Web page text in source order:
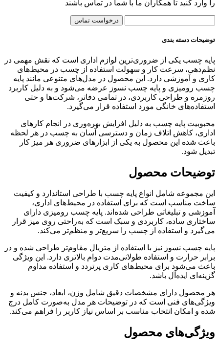
را وارد کنید تا همکاران ما با شما در تماس باشند
درخواست تماس
توضیحات دسته بندی
پایه چسب یکی از ضروری‌ترین لوازم اداری است که نقش مهمی در
نظم‌دهی، سرعت کار و سهولت استفاده از چسب در محیط‌های
کاری و آموزشی دارد. این محصول در مدل‌های متنوعی مانند پایه
چسب رومیزی و پایه چسب نسوز عرضه می‌شود و به دلیل کاربرد
روزمره و طراحی کاربردی، در تمامی دفاتر، شرکت‌ها و حتی
استفاده‌های خانگی مورد استفاده قرار می‌گیرد.
محبوبیت پایه چسب به دلیل افزایش بهره‌وری در انجام کارهای
اداری، کاهش اتلاف زمان و دسترسی آسان به چسب در هر لحظه
باعث شده این محصول به یکی از ابزارهای ضروری هر میز کار
تبدیل شود.
توضیحات محصول
این مجموعه شامل انواع پایه چسب با طراحی استاندارد و کیفیت
ساخت مناسب است که برای استفاده در محیط‌های اداری،
آموزشی و تبلیغاتی طراحی شده‌اند. پایه چسب رومیزی دارای
ساختاری ساده، کاربردی و سبک است که به‌راحتی روی میز قرار
می‌گیرد و استفاده از چسب را سریع‌تر و منظم‌تر می‌کند.
پایه چسب نسوز نیز با استفاده از متریال مقاوم‌تر طراحی شده و در
برابر حرارت و استفاده طولانی‌مدت دوام بالاتری دارد. این ویژگی
باعث می‌شود برای محیط‌های کاری پرتردد و استفاده مداوم
گزینه‌ای ایده‌آل باشد.
هر محصول دارای مشخصات دقیق شامل وزن، ابعاد، جنس بدنه و
ویژگی‌های فنی است که در توضیحات هر مدل به‌صورت کامل درج
شده و امکان انتخاب مناسب بر اساس نیاز کاربر را فراهم می‌کند.
ویژگی‌های محصول